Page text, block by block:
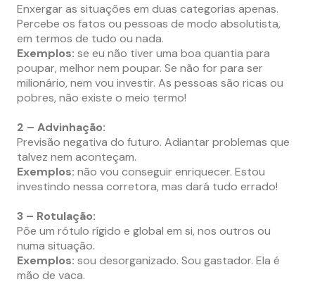
Enxergar as situações em duas categorias apenas.
Percebe os fatos ou pessoas de modo absolutista,
em termos de tudo ou nada.
Exemplos: se eu não tiver uma boa quantia para
poupar, melhor nem poupar. Se não for para ser
milionário, nem vou investir. As pessoas são ricas ou
pobres, não existe o meio termo!
2 – Advinhação:
Previsão negativa do futuro. Adiantar problemas que
talvez nem aconteçam.
Exemplos: não vou conseguir enriquecer. Estou
investindo nessa corretora, mas dará tudo errado!
3 – Rotulação:
Põe um rótulo rígido e global em si, nos outros ou
numa situação.
Exemplos: sou desorganizado. Sou gastador. Ela é
mão de vaca.